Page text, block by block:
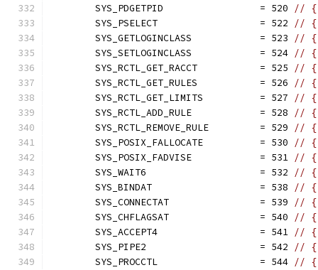
	SYS_PDGETPID                 = 520
// {
	SYS_PSELECT                  = 522
// {
	SYS_GETLOGINCLASS            = 523
// {
	SYS_SETLOGINCLASS            = 524
// {
	SYS_RCTL_GET_RACCT           = 525
// {
	SYS_RCTL_GET_RULES           = 526
// {
	SYS_RCTL_GET_LIMITS          = 527
// {
	SYS_RCTL_ADD_RULE            = 528
// {
	SYS_RCTL_REMOVE_RULE         = 529
// {
	SYS_POSIX_FALLOCATE          = 530
// {
	SYS_POSIX_FADVISE            = 531
// {
	SYS_WAIT6                    = 532
// {
	SYS_BINDAT                   = 538
// {
	SYS_CONNECTAT                = 539
// {
	SYS_CHFLAGSAT                = 540
// {
	SYS_ACCEPT4                  = 541
// {
	SYS_PIPE2                    = 542
// {
	SYS_PROCCTL                  = 544
// {